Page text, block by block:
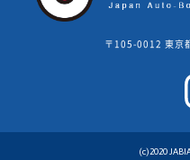
〒105-0012 東京
(c)2020